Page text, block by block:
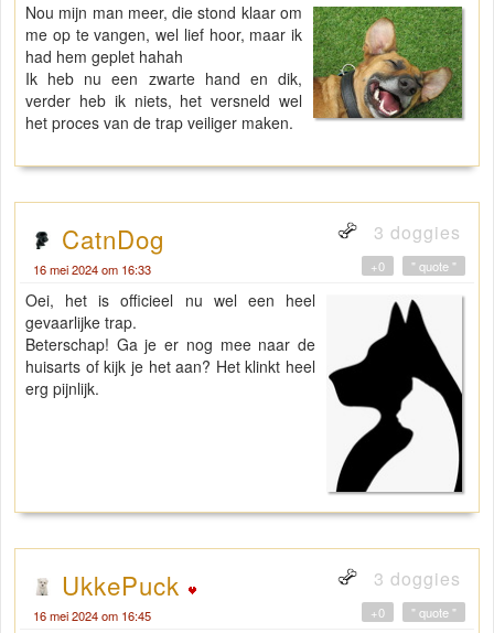
Nou mijn man meer, die stond klaar om
me op te vangen, wel lief hoor, maar ik
had hem geplet hahah
Ik heb nu een zwarte hand en dik,
verder heb ik niets, het versneld wel
het proces van de trap veiliger maken.
CatnDog 3 doggies
16 mei 2024 om 16:33 " quote "
+0
Oei, het is officieel nu wel een heel
gevaarlijke trap.
Beterschap! Ga je er nog mee naar de
huisarts of kijk je het aan? Het klinkt heel
erg pijnlijk.
UkkePuck 3 doggies
16 mei 2024 om 16:45 " quote "
+0